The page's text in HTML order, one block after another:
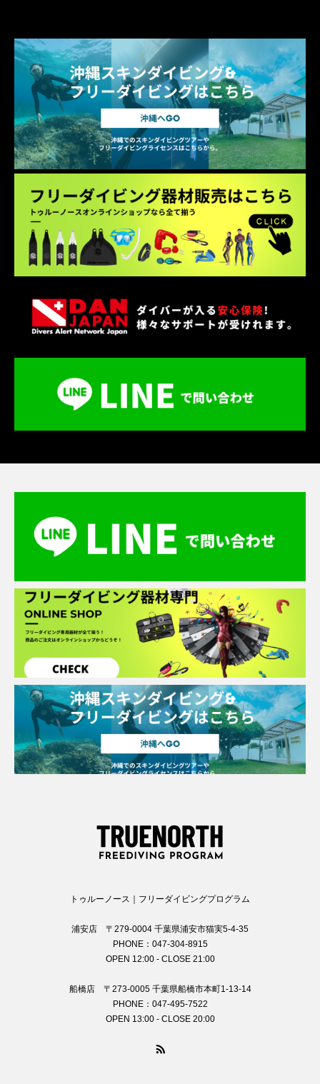
トゥルーノース｜フリーダイビングプログラム
浦安店 〒279-0004 千葉県浦安市猫実5-4-35
PHONE：047-304-8915
OPEN 12:00 - CLOSE 21:00
船橋店 〒273-0005 千葉県船橋市本町1-13-14
PHONE：047-495-7522
OPEN 13:00 - CLOSE 20:00